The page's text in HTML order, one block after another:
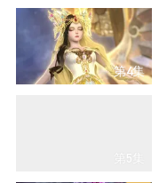
第4集
第5集